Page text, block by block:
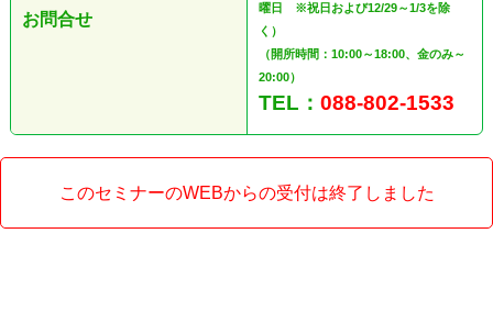
お問合せ
曜日 ※祝日および12/29～1/3を除
く）
（開所時間：10:00～18:00、金のみ～
20:00）
TEL： 088-802-1533
このセミナーのWEBからの受付は終了しました